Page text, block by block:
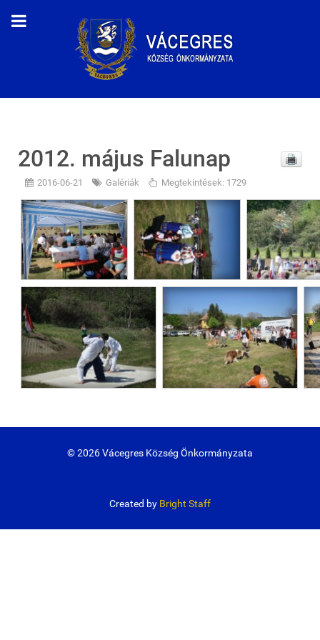
2012. május Falunap
2016-06-21 Galériák Megtekintések: 1729
© 2026 Vácegres Község Önkormányzata
Created by Bright Staff